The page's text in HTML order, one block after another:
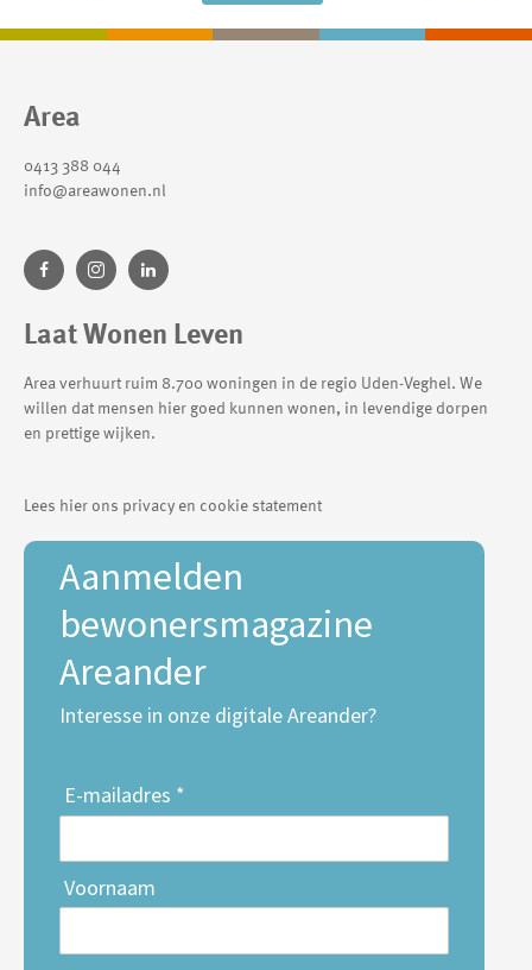
Contactinformatie
Area
0413 388 044
info@areawonen.nl
Laat Wonen Leven
Area verhuurt ruim 8.700 woningen in de regio Uden-Veghel. We
willen dat mensen hier goed kunnen wonen, in levendige dorpen
en prettige wijken.
Lees hier ons privacy en cookie statement
Aanmelden
bewonersmagazine
Areander
Interesse in onze digitale Areander?
E-mailadres *
Voornaam